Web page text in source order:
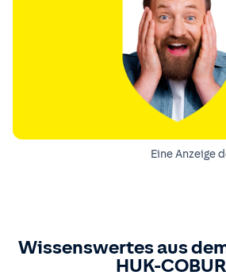
Eine Anzeige
Wissenswertes aus
HUK-